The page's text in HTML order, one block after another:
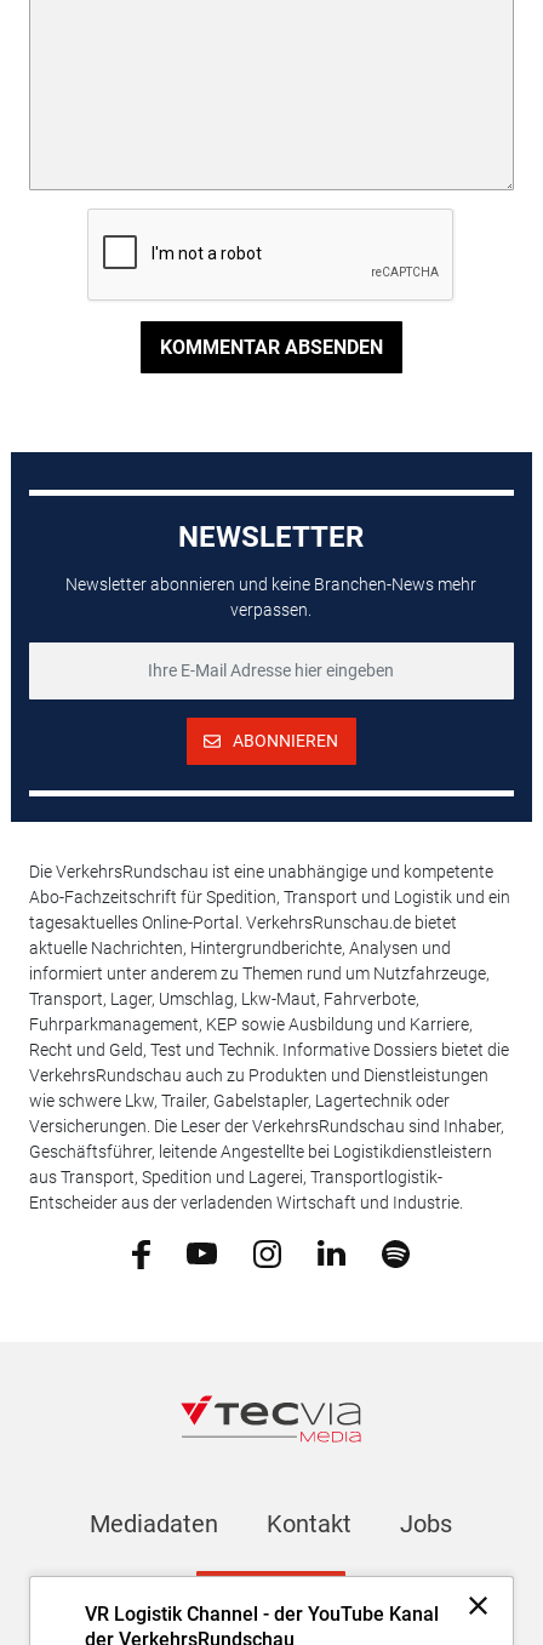
KOMMENTAR ABSENDEN
VR Logistik Channel - der YouTube Kanal
der VerkehrsRundschau
NEWSLETTER
Newsletter abonnieren und keine Branchen-News mehr
verpassen.
ABONNIEREN
Die VerkehrsRundschau ist eine unabhängige und kompetente
Abo-Fachzeitschrift für Spedition, Transport und Logistik und ein
tagesaktuelles Online-Portal. VerkehrsRunschau.de bietet
aktuelle Nachrichten, Hintergrundberichte, Analysen und
informiert unter anderem zu Themen rund um Nutzfahrzeuge,
Transport, Lager, Umschlag, Lkw-Maut, Fahrverbote,
Fuhrparkmanagement, KEP sowie Ausbildung und Karriere,
Recht und Geld, Test und Technik. Informative Dossiers bietet die
VerkehrsRundschau auch zu Produkten und Dienstleistungen
wie schwere Lkw, Trailer, Gabelstapler, Lagertechnik oder
Versicherungen. Die Leser der VerkehrsRundschau sind Inhaber,
Geschäftsführer, leitende Angestellte bei Logistikdienstleistern
aus Transport, Spedition und Lagerei, Transportlogistik-
Entscheider aus der verladenden Wirtschaft und Industrie.
Mediadaten Kontakt Jobs